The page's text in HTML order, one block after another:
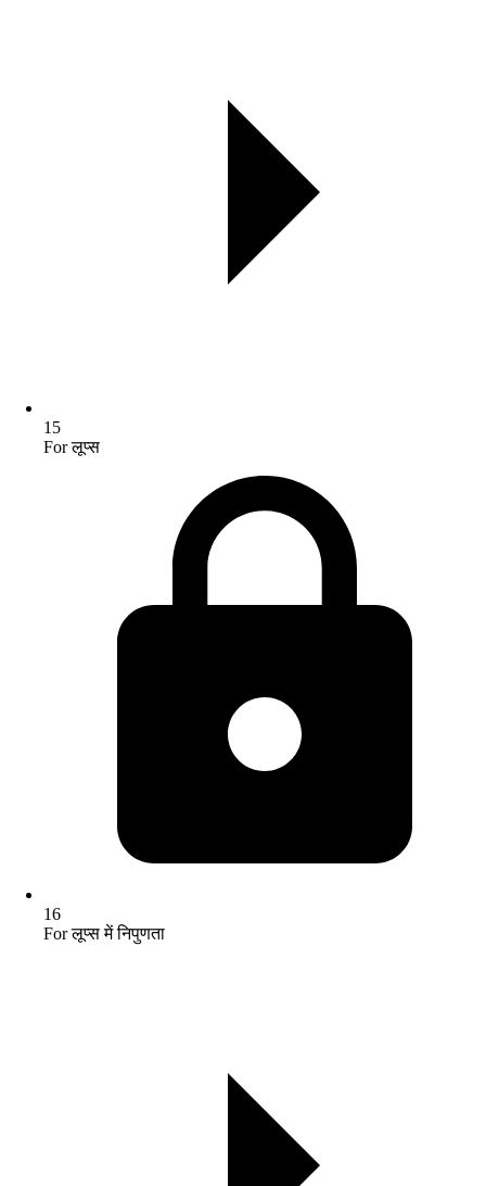
15
For लूप्स
16
For लूप्स में निपुणता